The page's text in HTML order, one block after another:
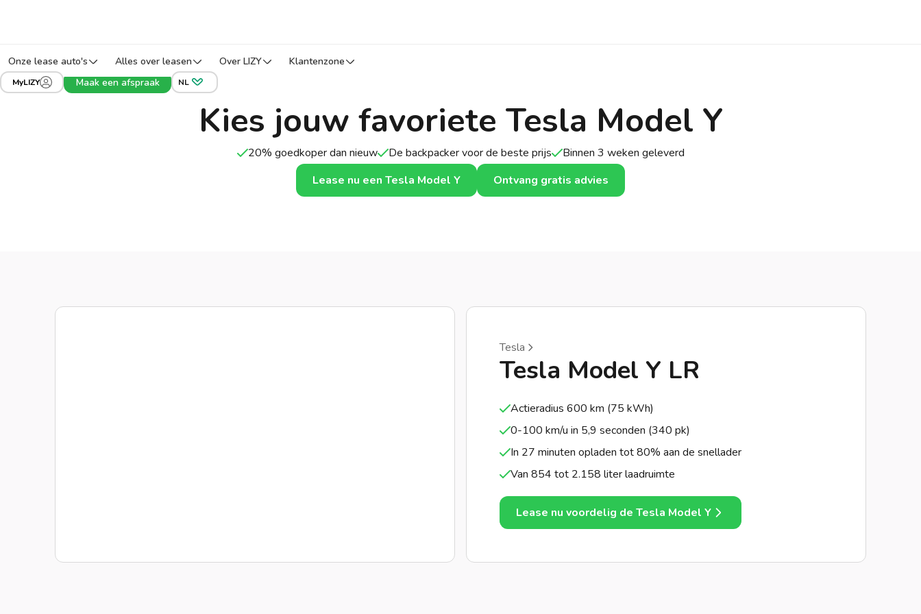
Onze lease auto's Alles over leasen Over LIZY Klantenzone
MyLIZY Maak een afspraak NL
Kies jouw favoriete Tesla Model Y
20% goedkoper dan nieuw De backpacker voor de beste prijs
Binnen 3 weken geleverd
Lease nu een Tesla Model Y
Ontvang gratis advies
Tesla
Tesla Model Y LR
Actieradius 600 km (75 kWh)
0-100 km/u in 5,9 seconden (340 pk)
In 27 minuten opladen tot 80% aan de snellader
Van 854 tot 2.158 liter laadruimte
Lease nu voordelig de Tesla Model Y